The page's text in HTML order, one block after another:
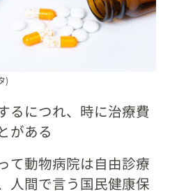
)
るにつれ、時に治療費
がある
て動物病院は自由診療
人間で言う国民健康保